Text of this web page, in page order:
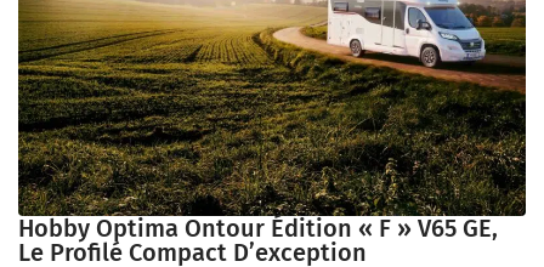
Hobby Optima Ontour Édition « F » V65 GE,
Le Profilé Compact D’exception